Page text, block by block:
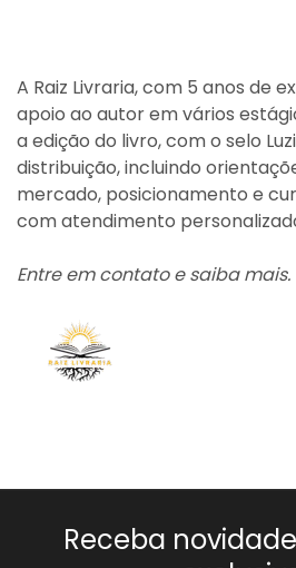
A Raiz Livraria, com 5 anos de
apoio ao autor em vários
a edição do livro, com o selo
distribuição, incluindo
mercado, posicionamento e
com atendimento
Entre em contato e saiba mais.
Receba